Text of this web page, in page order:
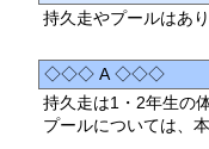
持久走やプールはあ
◇◇◇ A ◇◇◇
持久走は1・2年生の
プールについては、